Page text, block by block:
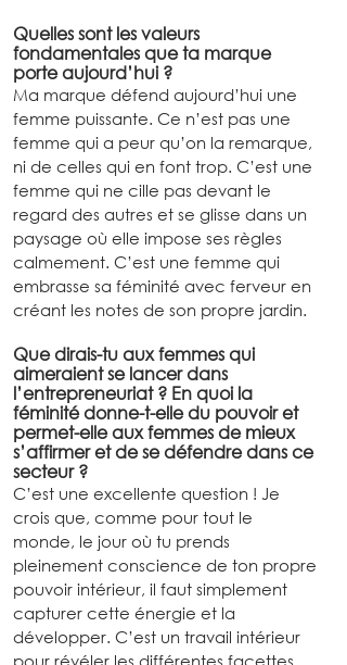
Quelles sont les valeurs
fondamentales que ta marque
porte aujourd’hui ?
Ma marque défend aujourd’hui une
femme puissante. Ce n’est pas une
femme qui a peur qu’on la remarque,
ni de celles qui en font trop. C’est une
femme qui ne cille pas devant le
regard des autres et se glisse dans un
paysage où elle impose ses règles
calmement. C’est une femme qui
embrasse sa féminité avec ferveur en
créant les notes de son propre jardin.
Que dirais-tu aux femmes qui
aimeraient se lancer dans
l’entrepreneuriat ? En quoi la
féminité donne-t-elle du pouvoir et
permet-elle aux femmes de mieux
s’affirmer et de se défendre dans ce
secteur ?
C’est une excellente question ! Je
crois que, comme pour tout le
monde, le jour où tu prends
pleinement conscience de ton propre
pouvoir intérieur, il faut simplement
capturer cette énergie et la
développer. C’est un travail intérieur
pour révéler les différentes facettes